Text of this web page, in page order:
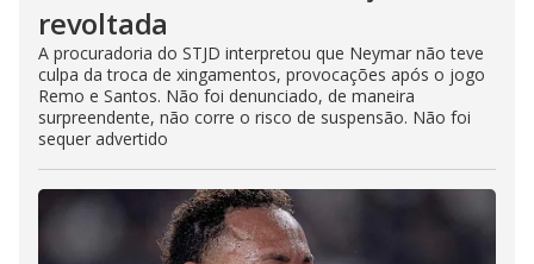
revoltada
A procuradoria do STJD interpretou que Neymar não teve
culpa da troca de xingamentos, provocações após o jogo
Remo e Santos. Não foi denunciado, de maneira
surpreendente, não corre o risco de suspensão. Não foi
sequer advertido